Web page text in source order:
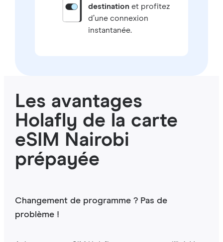
destinationet profitez
d’une connexion
instantanée.
Les avantages
Holafly de la carte
eSIM Nairobi
prépayée
Changement de programme ? Pas de
problème !